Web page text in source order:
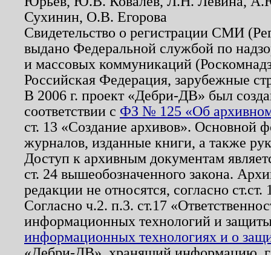
Сухинин, О.В. Егорова
Свидетельство о регистрации СМИ
выдано Федеральной службой по
и массовых коммуникаций
Российская Федерация, зарубежные
В 2006 г. проект «Дебри-ДВ» был
соответствии с ФЗ № 125 «Об
ст. 13 «Создание архивов». Основной
журналов, изданные книги, а также
Доступ к архивным документам
ст. 24 вышеобозначенного закона.
редакции не относятся, согласно
Согласно ч.2. п.3. ст.17
информационных технологий и
информационных технологиях и о